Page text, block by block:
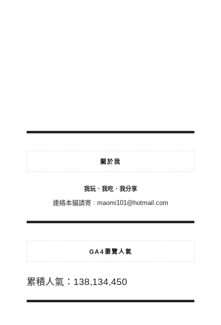
關於我
我玩．我吃．我分享
連絡本貓請寄 : maomi101@hotmail.com
GA4瀏覽人氣
累積人氣：138,134,450